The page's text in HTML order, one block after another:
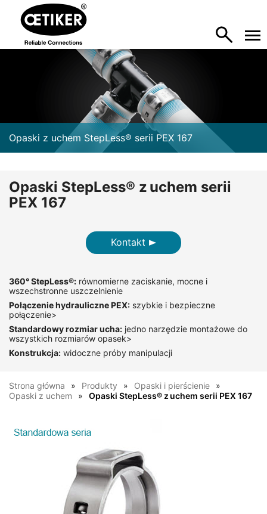
Opaski z uchem StepLess® serii PEX 167
Opaski StepLess® z uchem serii
PEX 167
Kontakt
360° StepLess®: równomierne zaciskanie, mocne i
wszechstronne uszczelnienie
Połączenie hydrauliczne PEX: szybkie i bezpieczne
połączenie>
Standardowy rozmiar ucha: jedno narzędzie montażowe do
wszystkich rozmiarów opasek>
Konstrukcja: widoczne próby manipulacji
Strona główna Produkty
Opaski i pierścienie
Opaski z uchem
Opaski StepLess® z uchem serii PEX 167